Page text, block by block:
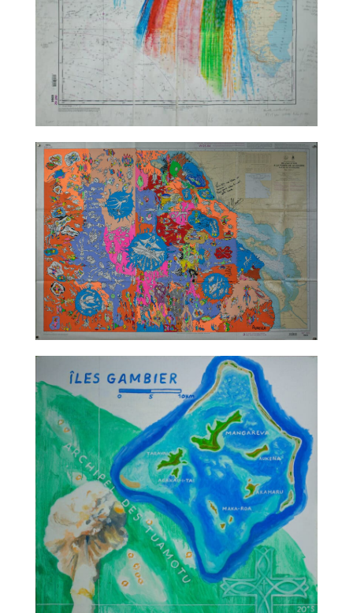
TALC02-12 – Katia Chaix
TALC02-13 – Christophe Ausello